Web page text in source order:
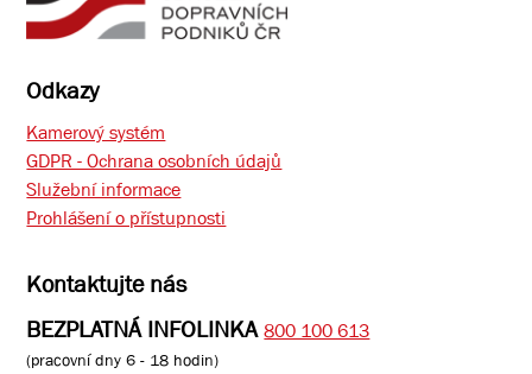
Odkazy
Kamerový systém
GDPR - Ochrana osobních údajů
Služební informace
Prohlášení o přístupnosti
Kontaktujte nás
BEZPLATNÁ INFOLINKA 800 100 613
(pracovní dny 6 - 18 hodin)